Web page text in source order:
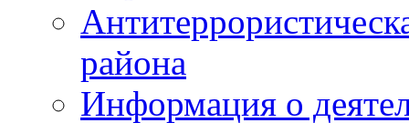
района
Информация о